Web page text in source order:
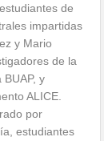
de
impartidas
y Mario
de la
y
ALICE.
por
estudiantes